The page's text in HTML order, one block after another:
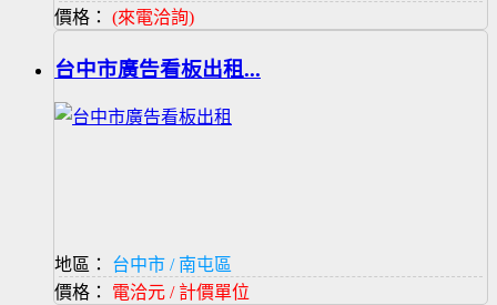
價格： (來電洽詢)
台中市廣告看板出租...
地區：
台中市 / 南屯區
價格： 電洽元 / 計價單位